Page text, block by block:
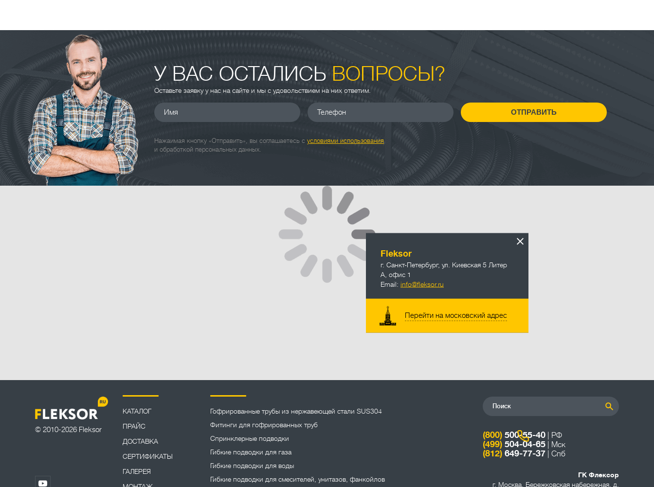
У ВАС ОСТАЛИСЬ ВОПРОСЫ?
Оставьте заявку у нас на сайте и мы с удовольствием на них ответим.
Имя Телефон ОТПРАВИТЬ
Нажаимая кнопку «Отправить», вы соглашаетесь с условиями использования
и обработкой персональных данных.
Fleksor
г. Санкт-Петербург, ул. Киевская 5 Литер
А, офис 1
Email: info@fleksor.ru
Перейти на московский адрес
info@fleksor.ru
© 2010-2026 Fleksor
КАТАЛОГ
ПРАЙС
ДОСТАВКА
СЕРТИФИКАТЫ
ГАЛЕРЕЯ
Гофрированные трубы из нержавеющей стали SUS304
Фитинги для гофрированных труб
Спринклерные подводки
Гибкие подводки для газа
Гибкие подводки для воды
Гибкие подводки для смесителей, унитазов, фанкойлов
(800) 500-55-40 | РФ
(499) 504-04-65 | Мск
(812) 649-77-37 | Спб
ГК Флексор
г. Москва Бережковская набережная, д.